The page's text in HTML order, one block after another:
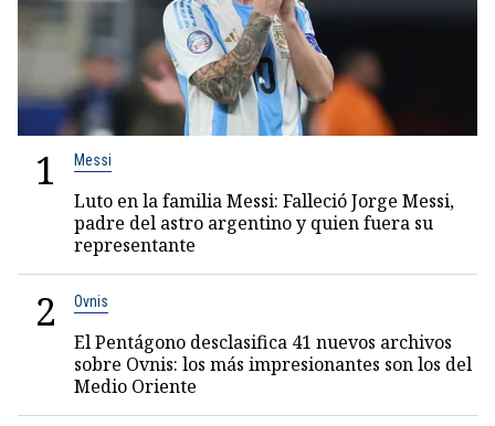
1 Messi
Luto en la familia Messi: Falleció Jorge Messi,
padre del astro argentino y quien fuera su
representante
2 Ovnis
El Pentágono desclasifica 41 nuevos archivos
sobre Ovnis: los más impresionantes son los del
Medio Oriente